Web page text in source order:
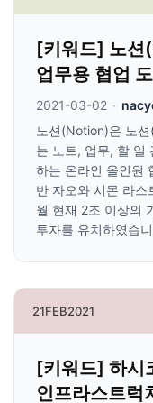
[키워드] 노션
업무용 협업
2021-03-02 ·
노션(Notion)은 노
는 노트, 업무, 할 일
하는 온라인 올인원
반 자오와 시몬 라
월 현재 2조 이상의
투자를 유치하였습
21FEB2021
[키워드] 하시
인프라스트럭